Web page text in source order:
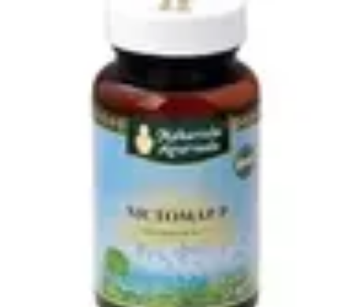
Plantes et Remèdes
Santé Ayurvédique